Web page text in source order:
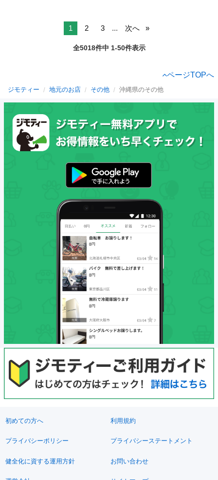
1 2 3 ... 次へ
全5018件中 1-50件表示
ページTOPへ
ジモティー 地元のお店 その他 沖縄県のその他
初めての方へ 利用規約
プライバシーポリシー プライバシーステートメント
健全化に資する運用方針 お問い合わせ